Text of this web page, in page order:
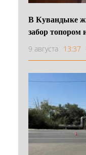
В Кувандыке
забор
9 августа 13:37